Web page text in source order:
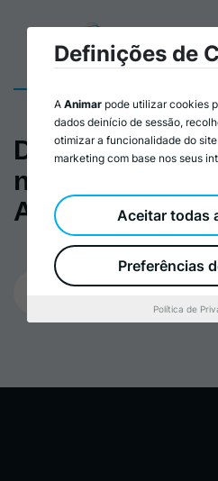
Decrescimento
nas Iniciativas
Alternativas
Definições de
A Animar pode utilizar cookies
dados deinício de sessão,
otimizar a funcionalidade do
marketing com base nos seus
Preferências
Aceitar todas
Política de